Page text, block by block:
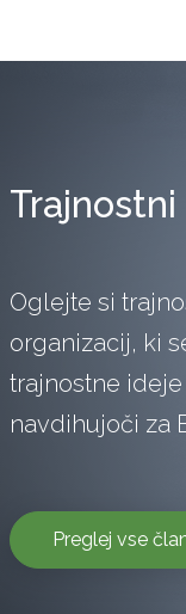
Oglejte si
organizacij, ki
trajnostne
navdihujoči za
Preglej vse